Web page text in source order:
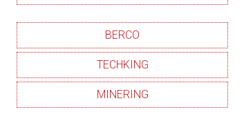
BERCO
TECHKING
MINERING